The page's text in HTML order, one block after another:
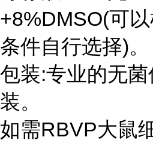
+8%DMSO(可
条件自行选择)。
包装:专业的无
装。
如需RBVP大鼠